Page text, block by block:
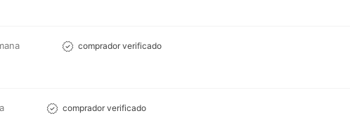
comprador verificado
comprador verificado